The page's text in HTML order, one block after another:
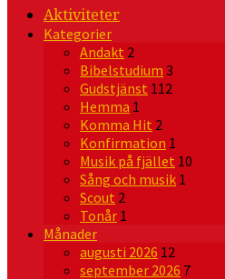
Aktiviteter
Kategorier
Andakt 2
Bibelstudium 3
Gudstjänst 112
Hemma 1
Komma Hit 2
Konfirmation 1
Musik på fjället 10
Sång och musik 1
Scout 2
Tonår 1
Månader
augusti 2026 12
september 2026 7